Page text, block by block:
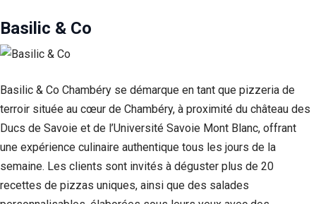
Basilic & Co
Basilic & Co Chambéry se démarque en tant que pizzeria de
terroir située au cœur de Chambéry, à proximité du château des
Ducs de Savoie et de l’Université Savoie Mont Blanc, offrant
une expérience culinaire authentique tous les jours de la
semaine. Les clients sont invités à déguster plus de 20
recettes de pizzas uniques, ainsi que des salades
visitez notre
augmentez les
voir du
contenu et des
offres
personnalisés.